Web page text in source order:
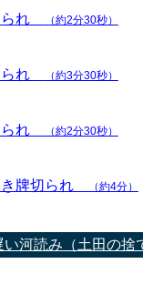
られ （約2分30秒）
られ （約3分30秒）
られ （約2分30秒）
き牌切られ （約4分）
河読み（土田の捨